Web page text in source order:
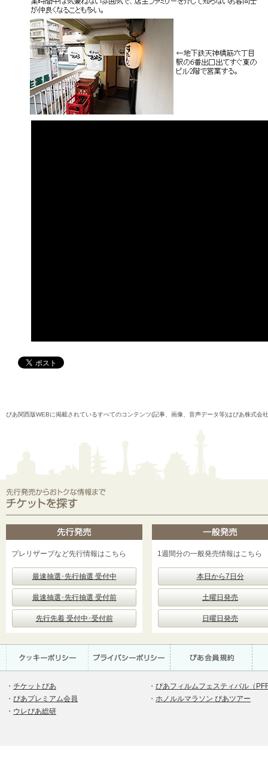
ぴあ関西版WEBに掲載されているすべてのコンテンツ(記事、画像、音声データ等)はぴあ株式会
プレリザーブなど先行情報はこちら
最速抽選･先行抽選 受付中
最速抽選･先行抽選 受付前
先行先着 受付中･受付前
1週間分の一般発売情報はこちら
本日から7日分
土曜日発売
日曜日発売
・ チケットぴあ
・ ぴあプレミアム会員
・ ウレぴあ総研
・ ぴあフィルムフェスティバル（
・ ホノルルマラソン ぴあツアー